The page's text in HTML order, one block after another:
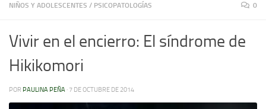
NIÑOS Y ADOLESCENTES / PSICOPATOLOGÍAS 0
Vivir en el encierro: El síndrome de
Hikikomori
POR PAULINA PEÑA · 7 DE OCTUBRE DE 2014